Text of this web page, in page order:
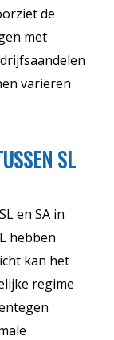
de
met
variëren
SL
en SA in
hebben
kan het
regime